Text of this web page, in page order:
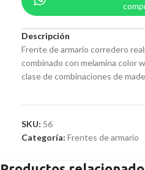
Descripción
Frente de armario corredero
combinado con melamina color
clase de combinaciones de
SKU: 56
Categoría: Frentes de armario